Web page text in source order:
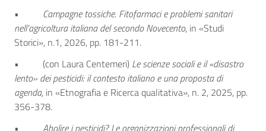
• Campagne tossiche. Fitofarmaci e problemi sanitari
nell’agricoltura italiana del secondo Novecento, in «Studi
Storici», n.1, 2026, pp. 181-211.
• (con Laura Centemeri) Le scienze sociali e il «disastro
lento» dei pesticidi: il contesto italiano e una proposta di
agenda, in «Etnografia e Ricerca qualitativa», n. 2, 2025, pp.
356-378.
• Abolire i pesticidi? Le organizzazioni professionali di